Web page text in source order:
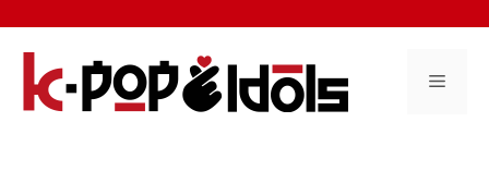
contenido
Menú